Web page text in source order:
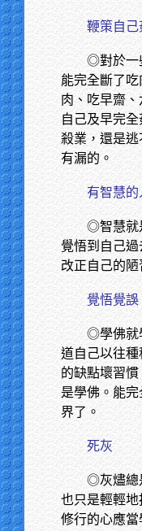
鞭策自己
◎對於一
能完全斷了
肉、吃早齋
自己及早完
殺業，還是
有漏的。
有智慧的
◎智慧就
覺悟到自己
改正自己的陋
覺悟覺誤
◎學佛就
道自己以往
的缺點壞習
是學佛。能
界了。
死灰
◎灰燼總
也只是輕輕地
修行的心應